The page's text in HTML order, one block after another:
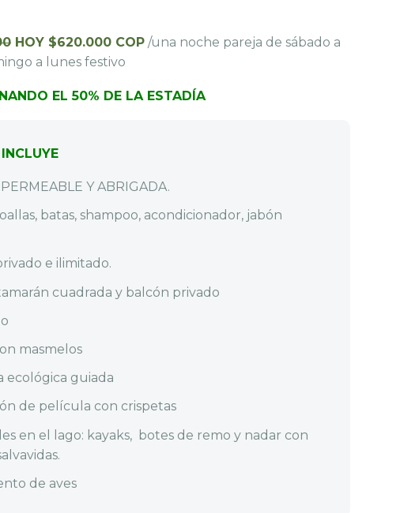
HOY $620.000 COP /una noche pareja de sábado a
a lunes festivo
EL 50% DE LA ESTADÍA
Y ABRIGADA.
batas, shampoo, acondicionador, jabón
e ilimitado.
cuadrada y balcón privado
masmelos
ecológica guiada
de película con crispetas
en el lago: kayaks, botes de remo y nadar con
de aves